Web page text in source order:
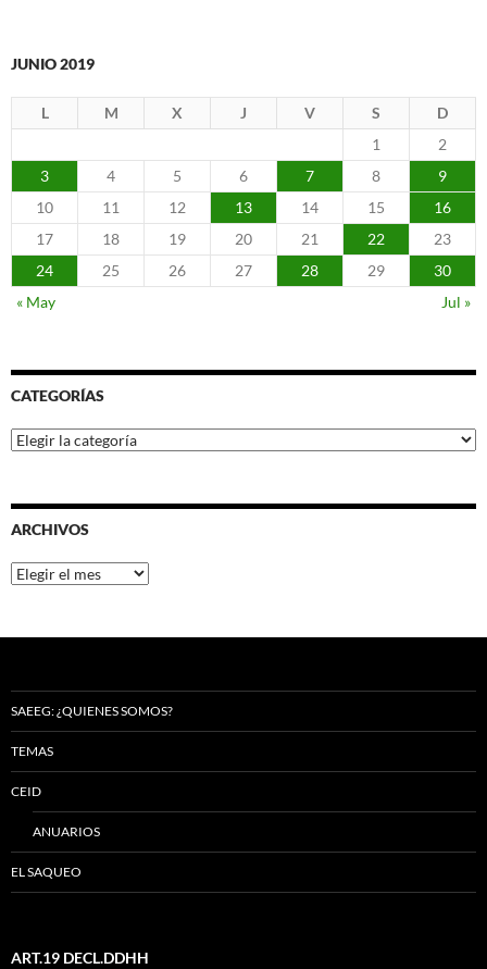
JUNIO 2019
L M X J V S
D
1
2
3
4 5 6 7 8
9
10
11 12 13 14 15
16
17
18 19 20 21 22
23
24
25 26 27 28 29
30
« May
Jul »
CATEGORÍAS
Categorías
ARCHIVOS
Archivos
SAEEG: ¿QUIENES SOMOS?
TEMAS
CEID
ANUARIOS
EL SAQUEO
ART.19 DECL.DDHH